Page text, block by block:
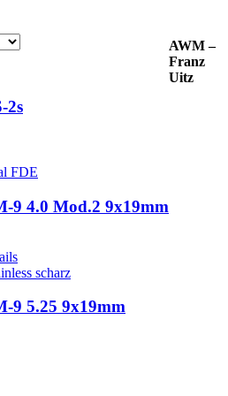
2s
9 4.0 Mod.2 9x19mm
9 5.25 9x19mm
AWM –
Franz
Uitz